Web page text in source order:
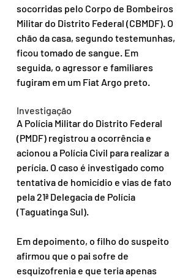
socorridas pelo Corpo de Bombeiros
Militar do Distrito Federal (CBMDF). O
chão da casa, segundo testemunhas,
ficou tomado de sangue. Em
seguida, o agressor e familiares
fugiram em um Fiat Argo preto.
Investigação
A Polícia Militar do Distrito Federal
(PMDF) registrou a ocorrência e
acionou a Polícia Civil para realizar a
perícia. O caso é investigado como
tentativa de homicídio e vias de fato
pela 21ª Delegacia de Polícia
(Taguatinga Sul).
Em depoimento, o filho do suspeito
afirmou que o pai sofre de
esquizofrenia e que teria apenas